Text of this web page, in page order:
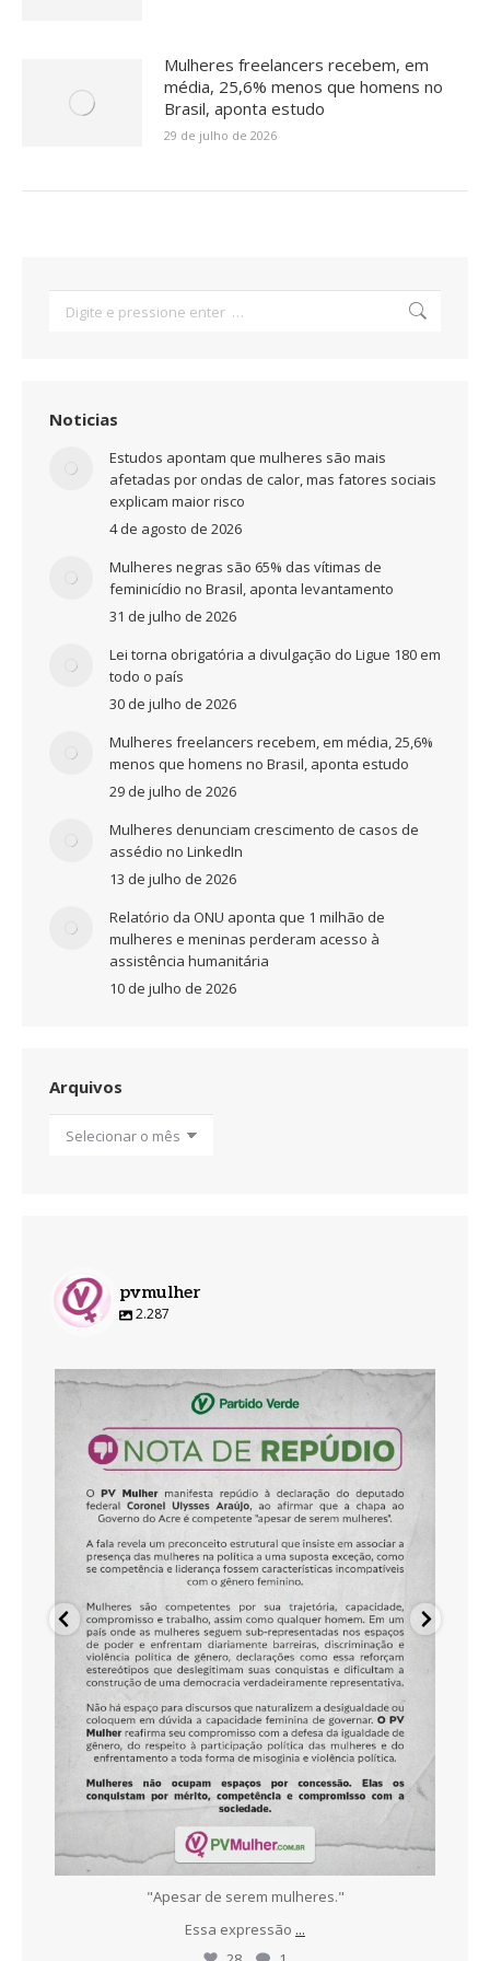
Mulheres freelancers recebem, em
média, 25,6% menos que homens no
Brasil, aponta estudo
29 de julho de 2026
Noticias
Estudos apontam que mulheres são mais
afetadas por ondas de calor, mas fatores sociais
explicam maior risco
4 de agosto de 2026
Mulheres negras são 65% das vítimas de
feminicídio no Brasil, aponta levantamento
31 de julho de 2026
Lei torna obrigatória a divulgação do Ligue 180 em
todo o país
30 de julho de 2026
Mulheres freelancers recebem, em média, 25,6%
menos que homens no Brasil, aponta estudo
29 de julho de 2026
Mulheres denunciam crescimento de casos de
assédio no LinkedIn
13 de julho de 2026
Relatório da ONU aponta que 1 milhão de
mulheres e meninas perderam acesso à
assistência humanitária
10 de julho de 2026
Arquivos
pvmulher
2.287
pvmulher
Ago 5
"Apesar de serem mulheres."
Essa expressão ...